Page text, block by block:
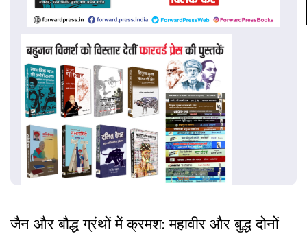
जैन और बौद्ध ग्रंथों में क्रमश: महावीर और बुद्ध दोनों